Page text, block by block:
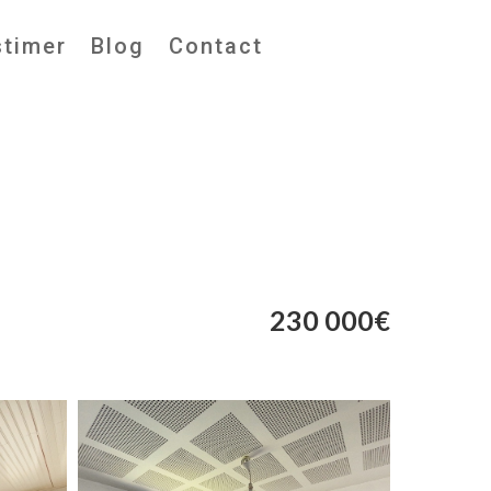
Blog Contact
230 000€